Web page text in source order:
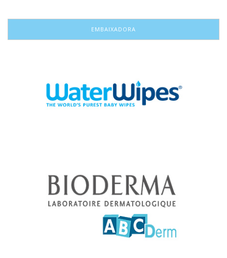
EMBAIXADORA